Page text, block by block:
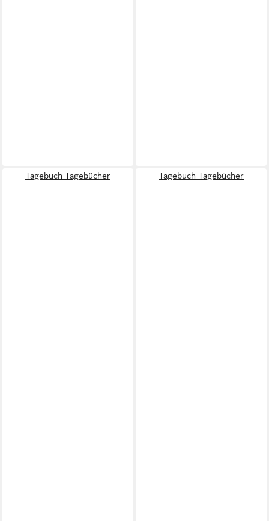
Tagebuch Tagebücher Tagebuch Tagebücher